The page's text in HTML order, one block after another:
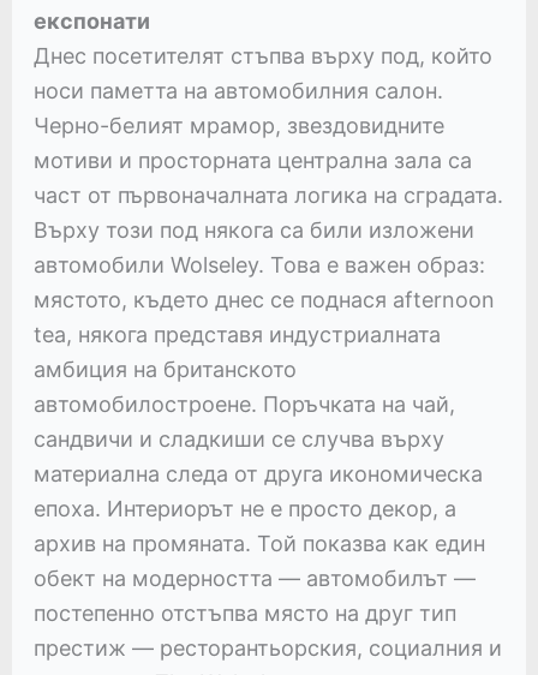
експонати
Днес посетителят стъпва върху под, който
носи паметта на автомобилния салон.
Черно-белият мрамор, звездовидните
мотиви и просторната централна зала са
част от първоначалната логика на сградата.
Върху този под някога са били изложени
автомобили Wolseley. Това е важен образ:
мястото, където днес се поднася afternoon
tea, някога представя индустриалната
амбиция на британското
автомобилостроене. Поръчката на чай,
сандвичи и сладкиши се случва върху
материална следа от друга икономическа
епоха. Интериорът не е просто декор, а
архив на промяната. Той показва как един
обект на модерността — автомобилът —
постепенно отстъпва място на друг тип
престиж — ресторантьорския, социалния и